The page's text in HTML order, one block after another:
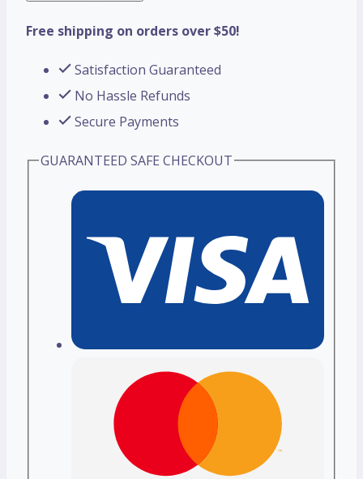
Free shipping on orders over $50!
Satisfaction Guaranteed
No Hassle Refunds
Secure Payments
GUARANTEED SAFE CHECKOUT